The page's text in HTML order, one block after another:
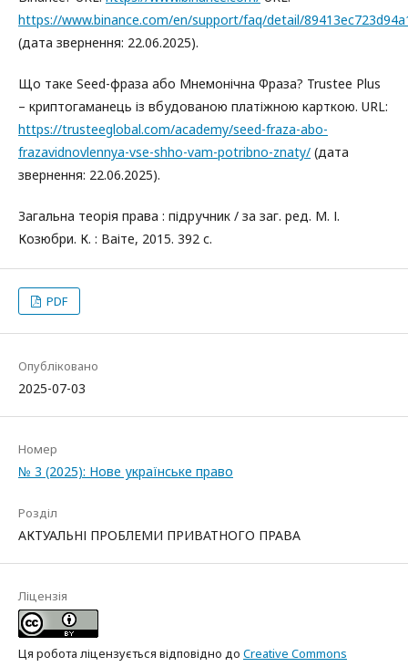
https://www.binance.com/en/support/faq/detail/
(дата звернення: 22.06.2025).
Що таке Seed-фраза або Мнемонічна Фраза? Trustee Plus
– криптогаманець із вбудованою платіжною карткою. URL:
https://trusteeglobal.com/academy/seed-fraza-abo-
frazavidnovlennya-vse-shho-vam-potribno-znaty/ (дата
звернення: 22.06.2025).
Загальна теорія права : підручник / за заг. ред. М. І.
Козюбри. К. : Ваіте, 2015. 392 с.
PDF
Опубліковано
2025-07-03
Номер
№ 3 (2025): Нове українське право
Розділ
АКТУАЛЬНІ ПРОБЛЕМИ ПРИВАТНОГО ПРАВА
Ліцензія
Ця робота ліцензується відповідно до Creative Commons